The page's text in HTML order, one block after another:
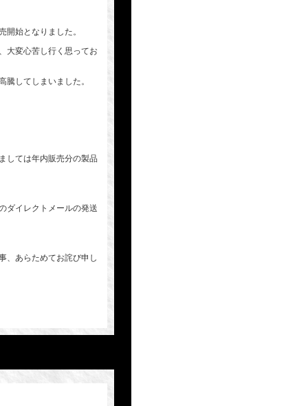
始となりました。
大変心苦し行く思ってお
してしまいました。
しては年内販売分の製品
ダイレクトメールの発送
、あらためてお詫び申し